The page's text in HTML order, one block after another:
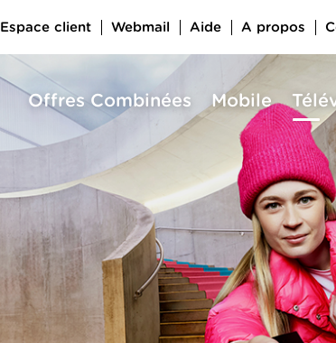
Offres Combinées Mobile
Espace client Webmail Aide A propos